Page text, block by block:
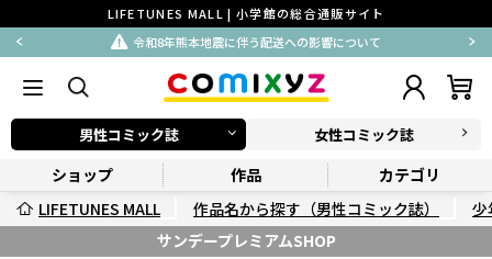
LIFETUNES MALL | 小学館の総合通販サイト
令和8年熊本地震に伴う配送への影響について
男性コミック誌 女性コミック誌
ショップ 作品
カテゴリ
LIFETUNES MALL
作品名から探す（男性コミック誌）
少
サンデープレミアムSHOP